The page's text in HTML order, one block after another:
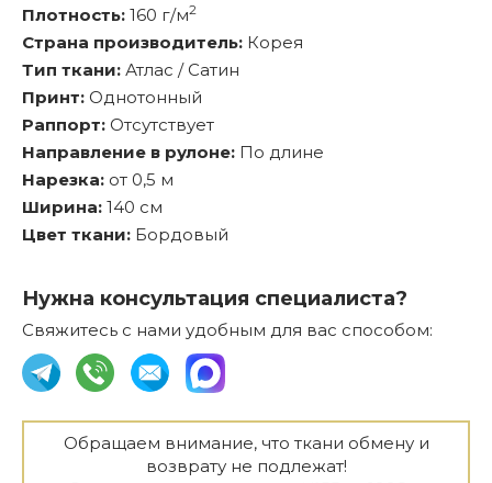
Плотность: 160 г/м2
Страна производитель: Корея
Тип ткани: Атлас / Сатин
Принт: Однотонный
Раппорт: Отсутствует
Направление в рулоне: По длине
Нарезка: от 0,5 м
Ширина: 140 см
Цвет ткани: Бордовый
Нужна консультация специалиста?
Свяжитесь с нами удобным для вас способом:
Обращаем внимание, что ткани обмену и
возврату не подлежат!